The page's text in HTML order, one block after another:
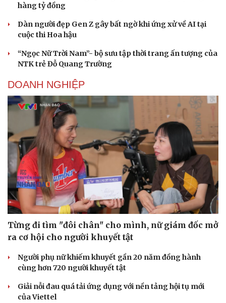
hàng tỷ đồng
Dàn người đẹp Gen Z gây bất ngờ khi ứng xử về AI tại
cuộc thi Hoa hậu
“Ngọc Nữ Trời Nam”- bộ sưu tập thời trang ấn tượng của
NTK trẻ Đỗ Quang Trường
DOANH NGHIỆP
Từng đi tìm "đôi chân" cho mình, nữ giám đốc mở
ra cơ hội cho người khuyết tật
Người phụ nữ khiếm khuyết gần 20 năm đồng hành
cùng hơn 720 người khuyết tật
Giải nỗi đau quá tải ứng dụng với nền tảng hội tụ mới
của Viettel